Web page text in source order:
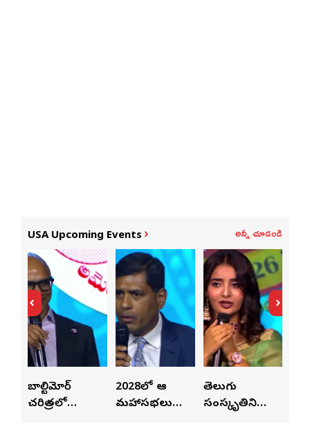
USA Upcoming Events అన్నీ చూడండి
బాల్టిమోర్
చరిత్రలో
2028లో ఆటా
మహాసభలు
తెలుగు
సంస్కృతిని